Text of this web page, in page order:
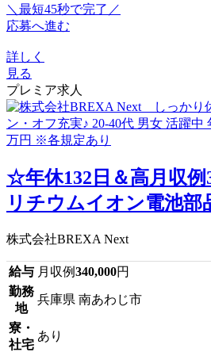
＼最短45秒で完了／
応募へ進む
詳しく
見る
プレミア求人
☆年休132日＆高月収
リチウムイオン電池部
株式会社BREXA Next
給与 月収例340,000円
勤務
地
兵庫県 南あわじ市
寮・
社宅
あり